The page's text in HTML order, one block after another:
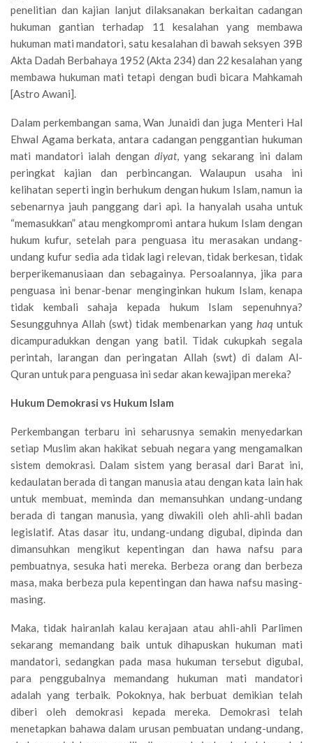
penelitian dan kajian lanjut dilaksanakan berkaitan cadangan
hukuman gantian terhadap 11 kesalahan yang membawa
hukuman mati mandatori, satu kesalahan di bawah seksyen 39B
Akta Dadah Berbahaya 1952 (Akta 234) dan 22 kesalahan yang
membawa hukuman mati tetapi dengan budi bicara Mahkamah
[Astro Awani].
Dalam perkembangan sama, Wan Junaidi dan juga Menteri Hal
Ehwal Agama berkata, antara cadangan penggantian hukuman
mati mandatori ialah dengan diyat, yang sekarang ini dalam
peringkat kajian dan perbincangan. Walaupun usaha ini
kelihatan seperti ingin berhukum dengan hukum Islam, namun ia
sebenarnya jauh panggang dari api. Ia hanyalah usaha untuk
“memasukkan” atau mengkompromi antara hukum Islam dengan
hukum kufur, setelah para penguasa itu merasakan undang-
undang kufur sedia ada tidak lagi relevan, tidak berkesan, tidak
berperikemanusiaan dan sebagainya. Persoalannya, jika para
penguasa ini benar-benar menginginkan hukum Islam, kenapa
tidak kembali sahaja kepada hukum Islam sepenuhnya?
Sesungguhnya Allah (swt) tidak membenarkan yang haq untuk
dicampuradukkan dengan yang batil. Tidak cukupkah segala
perintah, larangan dan peringatan Allah (swt) di dalam Al-
Quran untuk para penguasa ini sedar akan kewajipan mereka?
Hukum Demokrasi vs Hukum Islam
Perkembangan terbaru ini seharusnya semakin menyedarkan
setiap Muslim akan hakikat sebuah negara yang mengamalkan
sistem demokrasi. Dalam sistem yang berasal dari Barat ini,
kedaulatan berada di tangan manusia atau dengan kata lain hak
untuk membuat, meminda dan memansuhkan undang-undang
berada di tangan manusia, yang diwakili oleh ahli-ahli badan
legislatif. Atas dasar itu, undang-undang digubal, dipinda dan
dimansuhkan mengikut kepentingan dan hawa nafsu para
pembuatnya, sesuka hati mereka. Berbeza orang dan berbeza
masa, maka berbeza pula kepentingan dan hawa nafsu masing-
masing.
Maka, tidak hairanlah kalau kerajaan atau ahli-ahli Parlimen
sekarang memandang baik untuk dihapuskan hukuman mati
mandatori, sedangkan pada masa hukuman tersebut digubal,
para penggubalnya memandang hukuman mati mandatori
adalah yang terbaik. Pokoknya, hak berbuat demikian telah
diberi oleh demokrasi kepada mereka. Demokrasi telah
menetapkan bahawa dalam urusan pembuatan undang-undang,